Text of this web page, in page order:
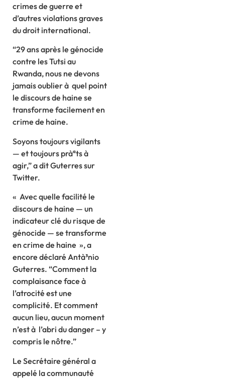
crimes de guerre et
d’autres violations graves
du droit international.
“29 ans après le génocide
contre les Tutsi au
Rwanda, nous ne devons
jamais oublier à quel point
le discours de haine se
transforme facilement en
crime de haine.
Soyons toujours vigilants
— et toujours pràªts à
agir,” a dit Guterres sur
Twitter.
« Avec quelle facilité le
discours de haine — un
indicateur clé du risque de
génocide — se transforme
en crime de haine », a
encore déclaré Antà³nio
Guterres. “Comment la
complaisance face à
l’atrocité est une
complicité. Et comment
aucun lieu, aucun moment
n’est à l’abri du danger – y
compris le nôtre.”
Le Secrétaire général a
appelé la communauté